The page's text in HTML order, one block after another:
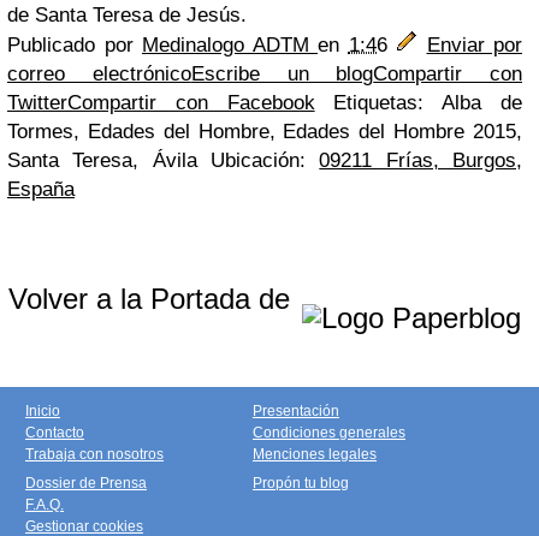
de Santa Teresa de Jesús.
Publicado por Medinalogo ADTM en 1:46
Enviar por
correo electrónicoEscribe un blogCompartir con
TwitterCompartir con Facebook
Etiquetas: Alba de
Tormes, Edades del Hombre, Edades del Hombre 2015,
Santa Teresa, Ávila Ubicación:09211 Frías, Burgos,
España
Volver a la Portada de
Inicio
Contacto
Trabaja con nosotros
Presentación
Condiciones generales
Menciones legales
Dossier de Prensa
F.A.Q.
Gestionar cookies
Propón tu blog